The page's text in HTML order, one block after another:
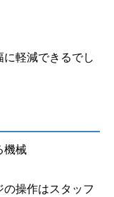
軽減できるでし
機械
操作はスタッフ